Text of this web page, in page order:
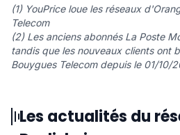
(1) YouPrice loue les réseaux
Telecom
(2) Les anciens abonnés La Poste
tandis que les nouveaux clients ont
Bouygues Telecom depuis le 01/10/
Les actualités du